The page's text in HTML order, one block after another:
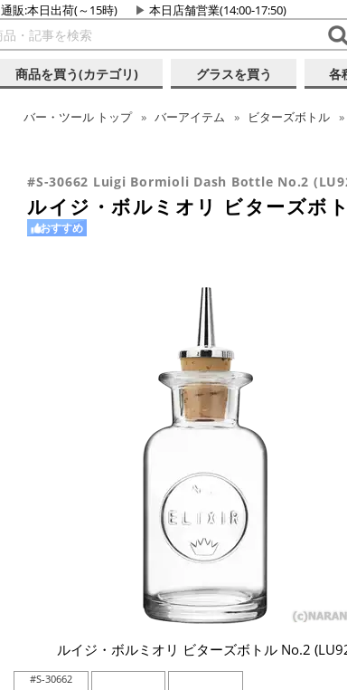
通販:本日出荷(～15時) 本日店舗営業(14:00-17:50)
商品を買う(カテゴリ) グラスを買う 各
バー・ツール トップ バーアイテム ビターズボトル
#S-30662 Luigi Bormioli Dash Bottle No.2
ルイジ・ボルミオリ ビターズボ
おすすめ
ルイジ・ボルミオリ ビターズボトル No.2
#S-30662